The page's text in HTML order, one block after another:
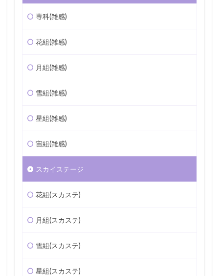
専科(雑感)
花組(雑感)
月組(雑感)
雪組(雑感)
星組(雑感)
宙組(雑感)
スカイステージ
花組(スカステ)
月組(スカステ)
雪組(スカステ)
星組(スカステ)